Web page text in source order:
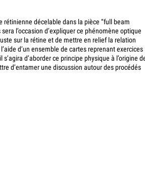
rétinienne décelable dans la pièce “full beam
l’occasion d’expliquer ce phénomène optique
sur la rétine et de mettre en relief la relation
d’un ensemble de cartes reprenant exercices
d’aborder ce principe physique à l’origine
d’entamer une discussion autour des procédés